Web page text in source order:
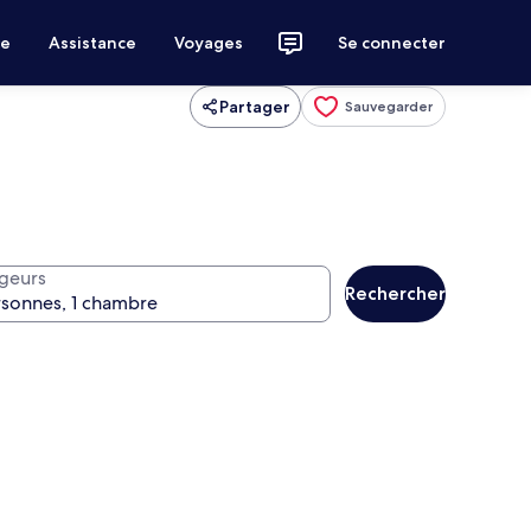
Assistance Voyages Se connecter
Partager Sauvegarder
Rechercher